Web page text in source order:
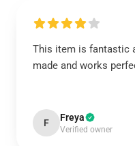
This item is fantastic
made and works
F Freya
Verified owner